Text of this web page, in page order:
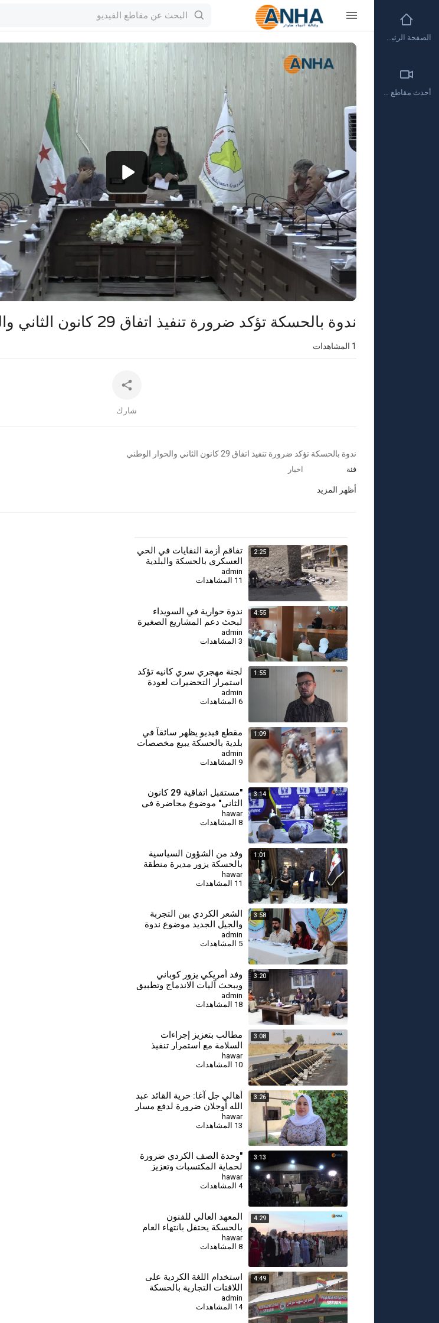
Video
⁣ندوة بالحسكة تؤكد ضرورة تنفيذ اتفاق 29 كانون الثاني والحوار الوطني
1 المشاهدات
شارك
⁣ندوة بالحسكة تؤكد ضرورة تنفيذ اتفاق 29 كانون الثاني والحوار الوطني
فئة اخبار
أظهر المزيد
2:25
تفاقم أزمة النفايات في الحي
العسكري بالحسكة والبلدية
توضح السبب
admin
11 المشاهدات
4:55
⁣ندوة حوارية في السويداء
لبحث دعم المشاريع الصغيرة
وتعزيز الشراكات الاستثمارية
admin
3 المشاهدات
1:55
لجنة مهجري سري كانيه تؤكد
استمرار التحضيرات لعودة
المهجرين
admin
6 المشاهدات
1:09
مقطع فيديو يظهر سائقاً في
بلدية بالحسكة يبيع مخصصات
آليته من المحروقات
admin
9 المشاهدات
3:14
"مستقبل اتفاقية 29 كانون
الثاني" موضوع محاضرة في
قامشلو
hawar
8 المشاهدات
1:01
وفد من الشؤون السياسية
بالحسكة يزور مديرة منطقة
قامشلو لتهنئتها بمنصبها
الجديد
hawar
11 المشاهدات
3:58
⁣الشعر الكردي بين التجربة
والجيل الجديد موضوع ندوة
أدبية في قامشلو
admin
5 المشاهدات
3:20
⁣وفد أمريكي يزور كوباني
ويبحث آليات الاندماج وتطبيق
اتفاق 29 كانون الثاني
admin
18 المشاهدات
3:08
مطالب بتعزيز إجراءات
السلامة مع استمرار تنفيذ
مشروع طريق قامشلو –
ديرك
hawar
10 المشاهدات
3:26
أهالي جل آغا: حرية القائد عبد
الله أوجلان ضرورة لدفع مسار
السلام
hawar
13 المشاهدات
3:13
"وحدة الصف الكردي ضرورة
لحماية المكتسبات وتعزيز
الموقف السياسي"
hawar
4 المشاهدات
4:29
المعهد العالي للفنون
بالحسكة يحتفل بانتهاء العام
الدراسي 2025-2026
hawar
8 المشاهدات
4:49
⁣استخدام اللغة الكردية على
اللافتات التجارية بالحسكة
admin
14 المشاهدات
الصفحة الرئيسية
أحدث مقاطع الفيديو